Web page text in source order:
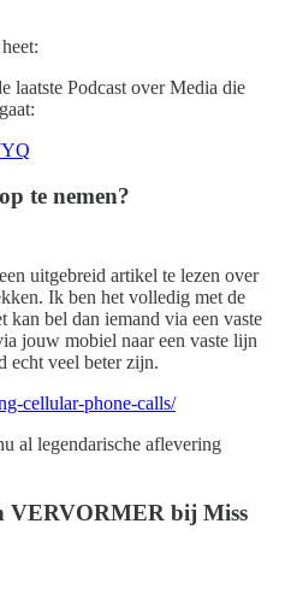
laatste Podcast over Media die
te nemen?
uitgebreid artikel te lezen over
Ik ben het volledig met de
kan bel dan iemand via een vaste
jouw mobiel naar een vaste lijn
echt veel beter zijn.
cellular-phone-calls/
al legendarische aflevering
VERVORMER bij Miss